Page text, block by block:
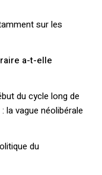
sur les
a-t-elle
du cycle long de
la vague néolibérale
du